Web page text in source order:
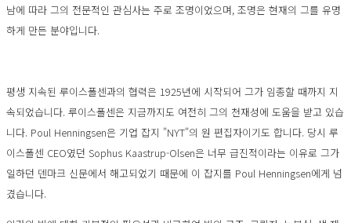
남에 따라 그의 전문적인 관심사는 주로 조명이었으며, 조명은 현재의 그를 유명
하게 만든 분야입니다.
평생 지속된 루이스폴센과의 협력은 1925년에 시작되어 그가 임종할 때까지 지
속되었습니다. 루이스폴센은 지금까지도 여전히 그의 천재성에 도움을 받고 있습
니다. Poul Henningsen은 기업 잡지 "NYT"의 원 편집자이기도 합니다. 당시 루
이스폴센 CEO였던 Sophus Kaastrup-Olsen은 너무 급진적이라는 이유로 그가
일하던 덴마크 신문에서 해고되었기 때문에 이 잡지를 Poul Henningsen에게 넘
겼습니다.